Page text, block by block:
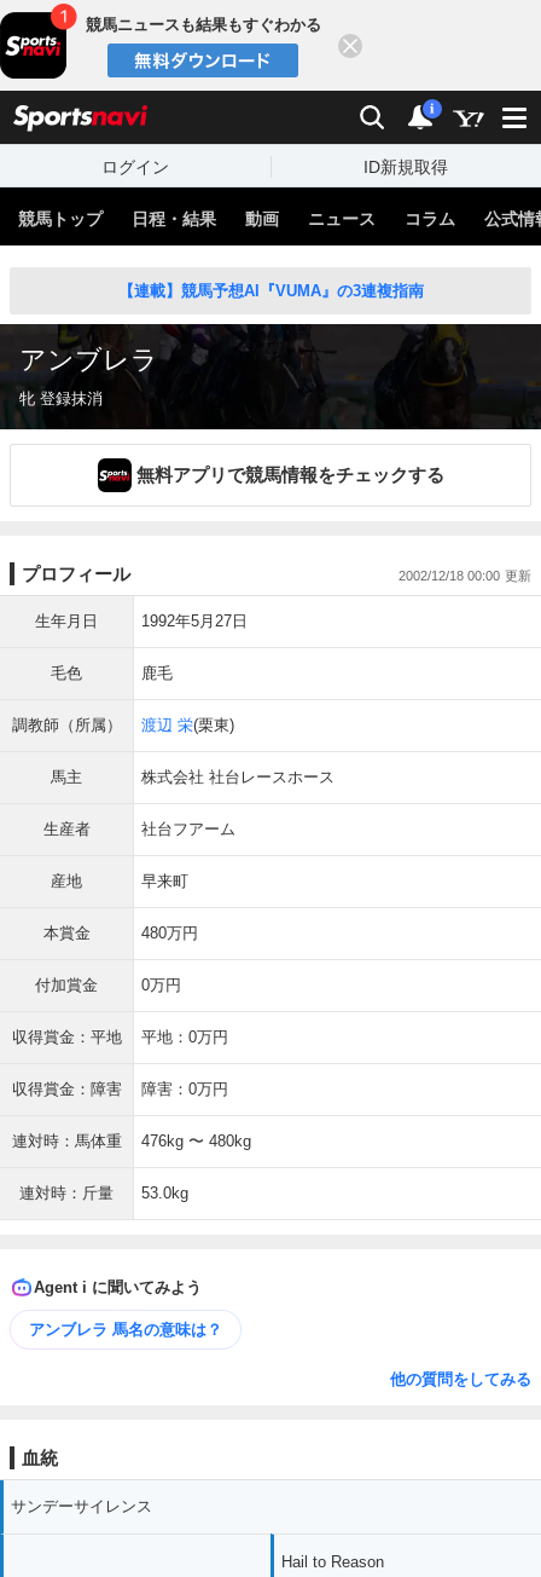
競馬ニュースも結果もすぐわかる
検索 通知
i
ログイン ID新規取得
競馬トップ 日程・結果 動画 ニュース コラム 公式情
【連載】競馬予想AI『VUMA』の3連複指南
アンブレラ
牝 登録抹消
無料アプリで競馬情報をチェックする
プロフィール 2002/12/18 00:00
生年月日 1992年5月27日
毛色 鹿毛
調教師（所属） 渡辺 栄(栗東)
馬主 株式会社 社台レースホース
生産者 社台フアーム
産地 早来町
本賞金 480万円
付加賞金 0万円
収得賞金：平地 平地：0万円
収得賞金：障害 障害：0万円
連対時：馬体重 476kg 〜 480kg
連対時：斤量 53.0kg
Agent i に聞いてみよう
アンブレラ 馬名の意味は？
他の質問をしてみる
血統
サンデーサイレンス
Hail to Reason